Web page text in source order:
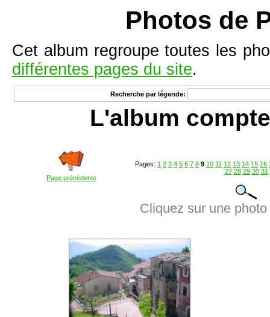
Photos de
Cet album regroupe toutes les
différentes pages du site.
Recherche par légende:
L'album
Page précédente
Pages: 1 2 3 4 5 6 7 8 9 10 11 12 13 14 15 16
27 28 29 30 31
Cliquez sur une